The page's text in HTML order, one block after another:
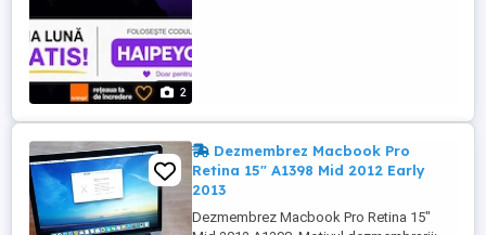
2
Dezmembrez Macbook Pro
Retina 15" A1398 Mid 2012 Early
2013
Dezmembrez Macbook Pro Retina 15"